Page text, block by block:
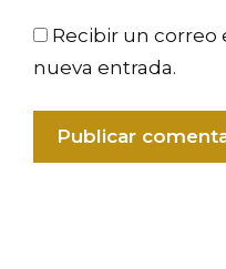
Recibir un correo
nueva entrada.